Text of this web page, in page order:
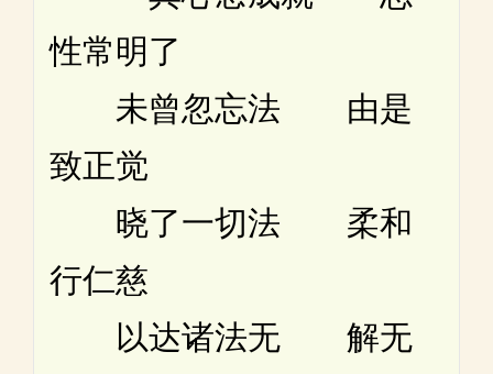
性常明了
未曾忽忘法 由是
致正觉
晓了一切法 柔和
行仁慈
以达诸法无 解无